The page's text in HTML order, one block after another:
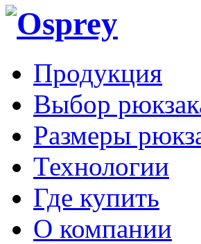
Продукция
Выбор
Размеры
Технологии
Где купить
О компании